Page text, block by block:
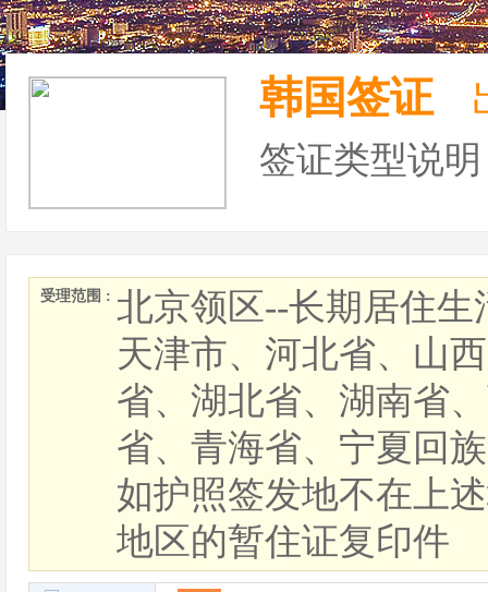
韩国签证
签证类型说
受理范围 : 北京领区--长期居住
天津市、河北省、山
省、湖北省、湖南省
省、青海省、宁夏回
如护照签发地不在上
地区的暂住证复印件